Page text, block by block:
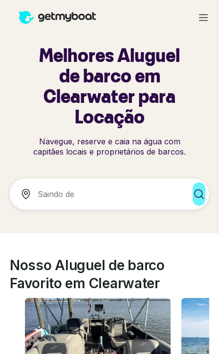
Melhores Aluguel
de barco em
Clearwater para
Locação
Navegue, reserve e caia na água com
capitães locais e proprietários de barcos.
Nosso Aluguel de barco
Favorito em Clearwater